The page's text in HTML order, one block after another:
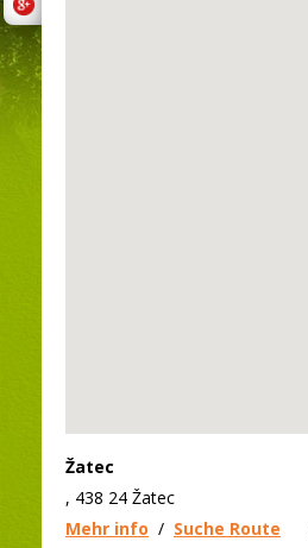
Žatec
, 438 24 Žatec
Mehr info / Suche Route